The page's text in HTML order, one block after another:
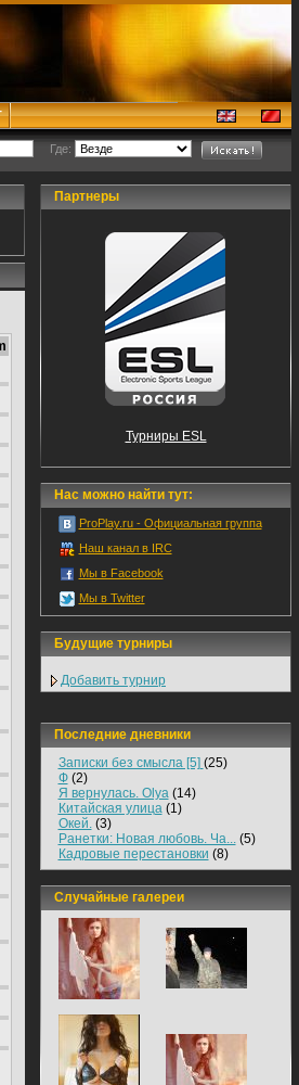
Где:
Партнеры
Турниры ESL
Нас можно найти тут:
ProPlay.ru - Официальная группа
Наш канал в IRC
Мы в Facebook
Мы в Twitter
Будущие турниры
Добавить турнир
Последние дневники
Записки без смысла [5] (25)
Ф(2)
Я вернулась. Olya(14)
Китайская улица(1)
Окей.(3)
Ранетки: Новая любовь. Ча...(5)
Кадровые перестановки (8)
Случайные галереи